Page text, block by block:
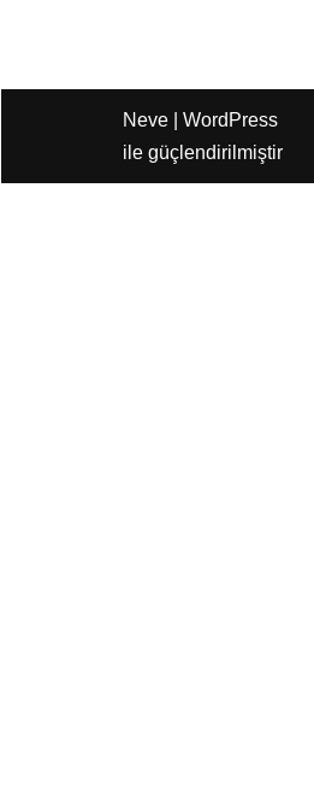
Neve
WordPress
ile güçlendirilmiştir